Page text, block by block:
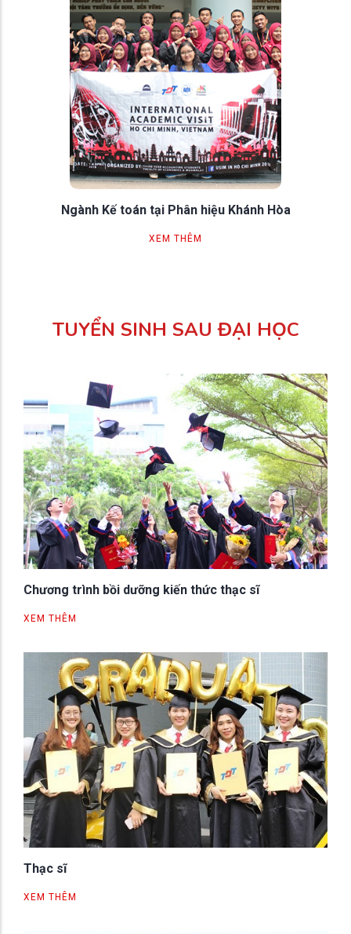
Ngành Kế toán tại Phân hiệu Khánh Hòa
XEM THÊM
TUYỂN SINH SAU ĐẠI HỌC
Chương trình bồi dưỡng kiến thức thạc sĩ
XEM THÊM
Thạc sĩ
XEM THÊM